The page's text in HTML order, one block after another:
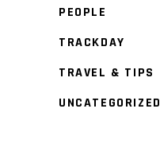
PEOPLE
TRACKDAY
TRAVEL & TIPS
UNCATEGORIZED